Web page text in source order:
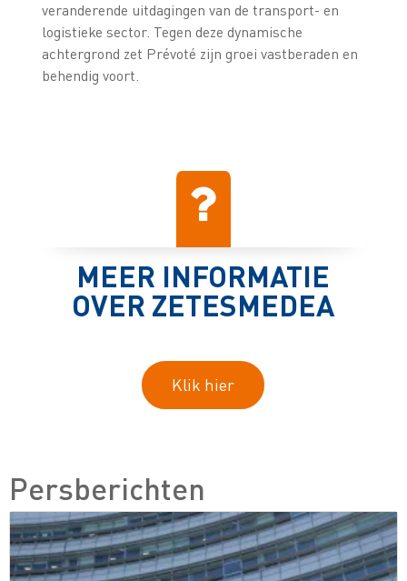
veranderende uitdagingen van de transport- en
logistieke sector. Tegen deze dynamische
achtergrond zet Prévoté zijn groei vastberaden en
behendig voort.
MEER INFORMATIE
OVER ZETESMEDEA
Klik hier
Persberichten